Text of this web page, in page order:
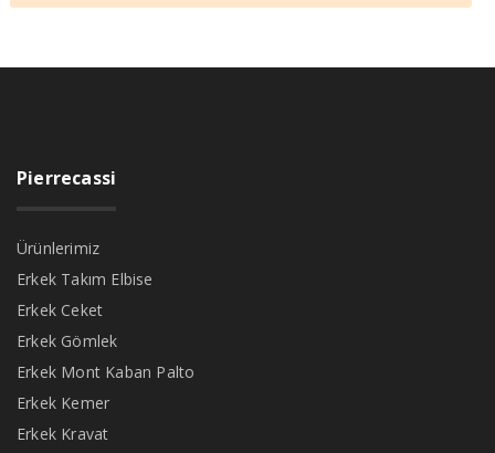
Pierrecassi
Ürünlerimiz
Erkek Takım Elbise
Erkek Ceket
Erkek Gömlek
Erkek Mont Kaban Palto
Erkek Kemer
Erkek Kravat